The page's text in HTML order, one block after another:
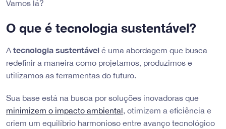
Vamos lá?
O que é tecnologia sustentável?
A tecnologia sustentável é uma abordagem que busca
redefinir a maneira como projetamos, produzimos e
utilizamos as ferramentas do futuro.
Sua base está na busca por soluções inovadoras que
minimizem o impacto ambiental, otimizem a eficiência e
criem um equilíbrio harmonioso entre avanço tecnológico